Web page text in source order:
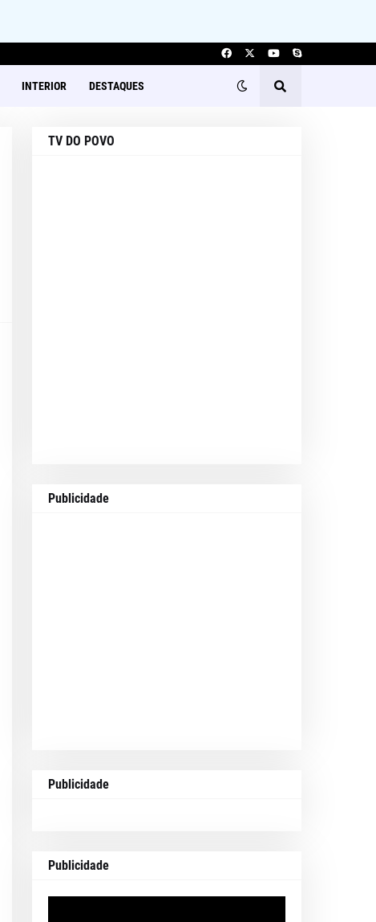
INTERIOR DESTAQUES
TV DO POVO
Publicidade
Publicidade
Publicidade